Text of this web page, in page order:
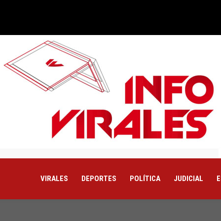
VIRALES DEPORTES POLÍTICA JUDICIAL